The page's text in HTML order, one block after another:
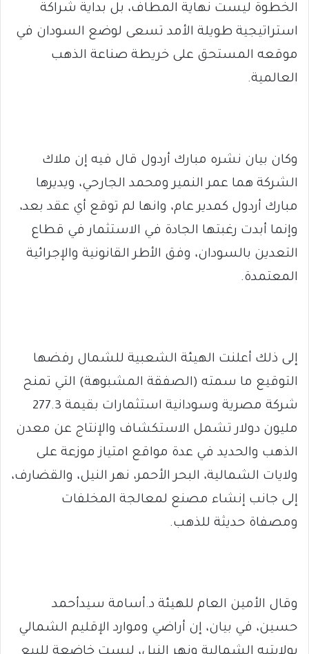
الخطوة ليست نهاية المطاف، بل بداية شراكة
استراتيجية طويلة الأمد تسعى لوضع السودان في
موقعه المستحق على خريطة صناعة الذهب
العالمية.
وكان بيان نشره مبارك أردول قال فيه إن ملاك
الشركة هما عمر النمير ومحمد الجارحي، ويديرها
مبارك أردول كمدير عام، وانها لم توقع أي عقد بعد،
وإنما أبدت رغبتها الجادة في الاستثمار في قطاع
التعدين بالسودان، وفق الأطر القانونية والإجرائية
المعتمدة.
إلى ذلك أعلنت الهيئة الشعبية للشمال رفضها
التوقيع ما سمته (الصفقة المشبوهة) التي تمنح
شركة مصرية وسودانية استثمارات بقيمة 277.3
مليون دولار تشمل الاستكشاف والإنتاج عن معدن
الذهب والحديد في عدة مواقع امتياز موزعة على
ولايات الشمالية، البحر الأحمر، نهر النيل، والقضارف،
إلى جانب إنشاء مصنع لمعالجة المخلفات
ومصفاة حديثة للذهب.
وقال الأمين العام للهيئة د.أسامة سيدأحمد
حسين، في بيان، إن أراضي وموارد الإقليم الشمالي